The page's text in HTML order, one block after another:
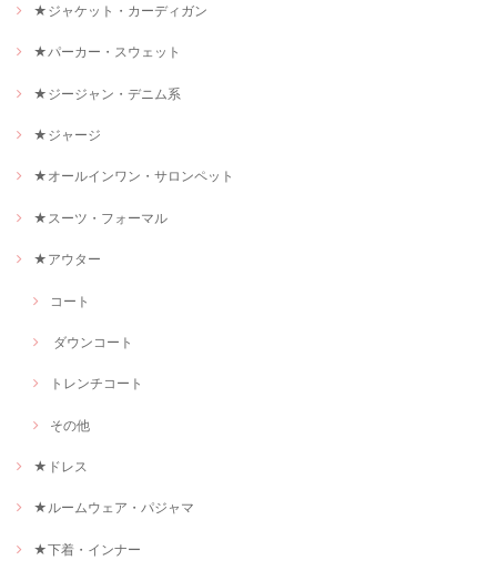
★ジャケット・カーディガン
★パーカー・スウェット
★ジージャン・デニム系
★ジャージ
★オールインワン・サロンペット
★スーツ・フォーマル
★アウター
コート
ダウンコート
トレンチコート
その他
★ドレス
★ルームウェア・パジャマ
★下着・インナー